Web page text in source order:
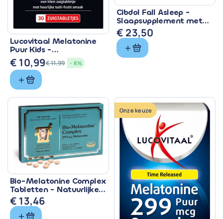
Lucovitaal Melatonine
Puur Kids -
Zuigtabletten met 299
mcg
€11,99
Oorspronkelijke
prijs
was:
€ 11,99.
€ 10,99
Huidige
prijs
is:
€ 10,99.
- 8%
Cibdol Fall Asleep -
Slaapsupplement met
CBD & Melatonine
€ 23,50
Bio-Melatonine Complex
Tabletten - Natuurlijke
Slaapondersteuning
€ 13,46
Onze keuze